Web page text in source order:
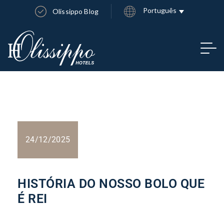
Olissippo Blog Português
24/12/2025
HISTÓRIA DO NOSSO BOLO QUE
É REI